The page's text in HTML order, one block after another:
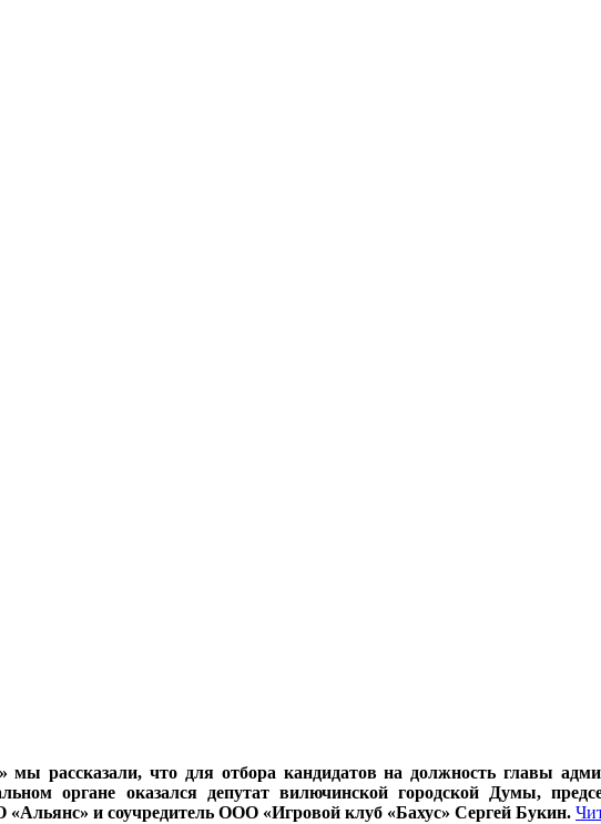
рассказали, что для отбора кандидатов на должность главы
органе оказался депутат вилючинской городской Думы,
и соучредитель ООО «Игровой клуб «Бахус» Сергей Букин.